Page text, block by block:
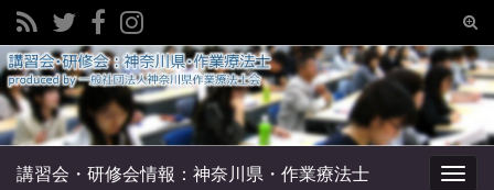
Search for:
講習会・研修会情報：神奈川県・作業療法士